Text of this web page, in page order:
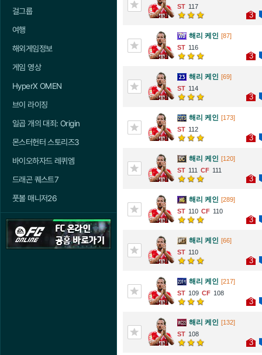
걸그룹
여행
해외게임정보
게임 영상
HyperX OMEN
브이 라이징
일곱 개의 대죄: Origin
몬스터헌터 스토리즈3
바이오하자드 레퀴엠
드래곤 퀘스트7
풋볼 매니저26
117
3
해리 케인 [87]
116
3
해리 케인 [69]
114
3
해리 케인 [173]
112
3
해리 케인 [120]
111
111
3
해리 케인 [289]
110
110
3
해리 케인 [66]
110
3
해리 케인 [217]
109
108
3
해리 케인 [132]
108
3